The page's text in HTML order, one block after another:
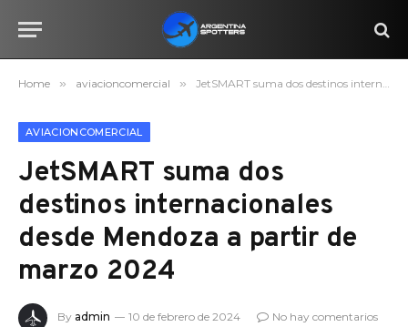
Home » aviacioncomercial » JetSMART suma dos destinos internacionales desde Mendoza a partir de marzo 2024
AVIACIONCOMERCIAL
JetSMART suma dos
destinos internacionales
desde Mendoza a partir de
marzo 2024
By admin 10 de febrero de 2024 No hay comentarios